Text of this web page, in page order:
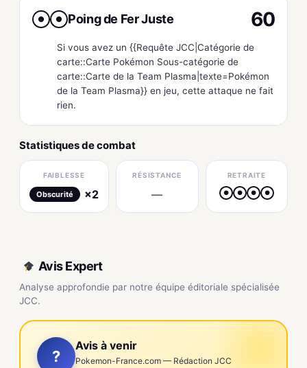
● ● Poing de Fer Juste 60
Si vous avez un {{Requête JCC|Catégorie de
carte::Carte Pokémon Sous-catégorie de
carte::Carte de la Team Plasma|texte=Pokémon
de la Team Plasma}} en jeu, cette attaque ne fait
rien.
Statistiques de combat
FAIBLESSE
Obscurité ×2
RÉSISTANCE
—
RETRAITE
● ● ● ●
Avis Expert
Analyse approfondie par notre équipe éditoriale spécialisée
JCC.
?
Avis à venir
Pokemon-France.com — Rédaction JCC